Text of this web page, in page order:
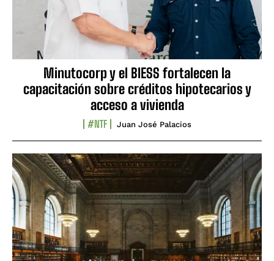
Minutocorp y el BIESS fortalecen la
capacitación sobre créditos hipotecarios y
acceso a vivienda
#NTF Juan José Palacios